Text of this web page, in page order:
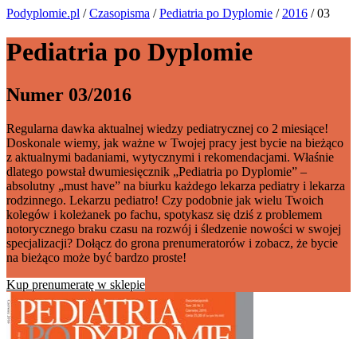
Podyplomie.pl /Czasopisma /Pediatria po Dyplomie / 2016 / 03
Pediatria po Dyplomie
Numer 03/2016
Regularna dawka aktualnej wiedzy pediatrycznej co 2 miesiące!
Doskonale wiemy, jak ważne w Twojej pracy jest bycie na bieżąco
z aktualnymi badaniami, wytycznymi i rekomendacjami. Właśnie
dlatego powstał dwumiesięcznik „Pediatria po Dyplomie” –
absolutny „must have” na biurku każdego lekarza pediatry i lekarza
rodzinnego. Lekarzu pediatro! Czy podobnie jak wielu Twoich
kolegów i koleżanek po fachu, spotykasz się dziś z problemem
notorycznego braku czasu na rozwój i śledzenie nowości w swojej
specjalizacji? Dołącz do grona prenumeratorów i zobacz, że bycie
na bieżąco może być bardzo proste!
Kup prenumeratę w sklepie